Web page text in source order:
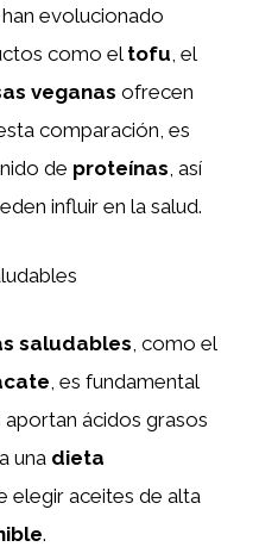
han evolucionado
como eltofu, el
veganas ofrecen
comparación, es
de proteínas, así
influir en la salud.
saludables, como el
, es fundamental
aportan ácidos grasos
una dieta
elegir aceites de alta
.